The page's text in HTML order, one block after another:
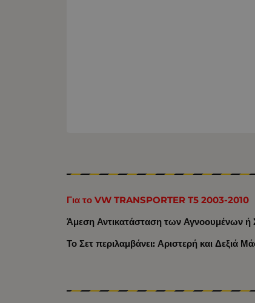
Για το VW TRANSPORTER T5 2003-2010
Άμεση Αντικατάσταση των Αγνοουμένων
Το Σετ περιλαμβάνει: Αριστερή και Δεξιά